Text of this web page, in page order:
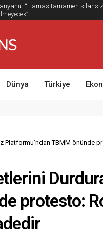
“Hamas tamamen
Dünya Türkiye
Platformu’ndan TBMM önünde
protesto: